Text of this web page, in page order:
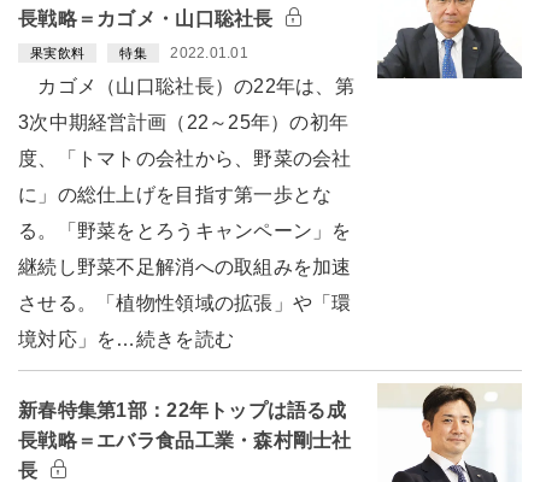
長戦略＝カゴメ・山口聡社長
果実飲料 特集 2022.01.01
カゴメ（山口聡社長）の22年は、第
3次中期経営計画（22～25年）の初年
度、「トマトの会社から、野菜の会社
に」の総仕上げを目指す第一歩とな
る。「野菜をとろうキャンペーン」を
継続し野菜不足解消への取組みを加速
させる。「植物性領域の拡張」や「環
境対応」を…続きを読む
新春特集第1部：22年トップは語る成
長戦略＝エバラ食品工業・森村剛士社
長